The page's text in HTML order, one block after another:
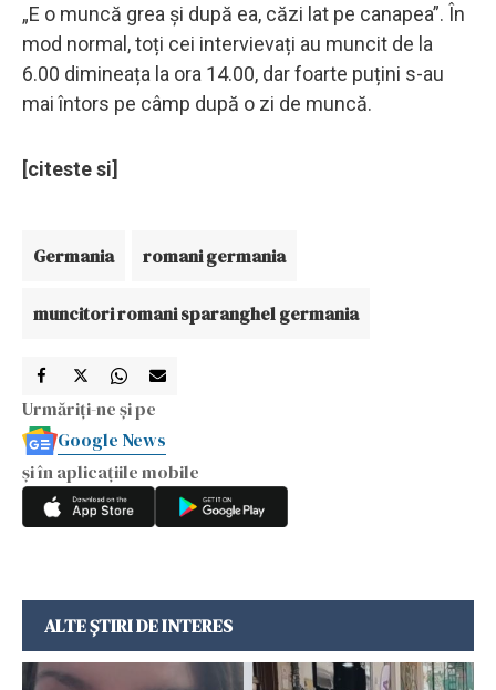
„E o muncă grea și după ea, căzi lat pe canapea”. În
mod normal, toți cei intervievați au muncit de la
6.00 dimineața la ora 14.00, dar foarte puțini s-au
mai întors pe câmp după o zi de muncă.
[citeste si]
Germania romani germania
muncitori romani sparanghel germania
Urmăriți-ne și pe
Google News
și în aplicațiile mobile
ALTE ȘTIRI DE INTERES